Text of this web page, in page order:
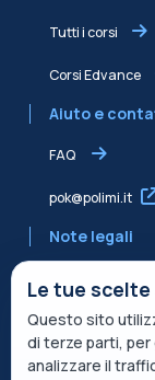
Tutti i corsi
Corsi Edvance
Aiuto e
FAQ
pok@polimi.it
Note legali
Informativa
Termini di
Le tue
Questo sito
di terze parti,
analizzare il